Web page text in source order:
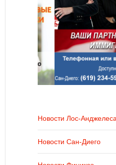
Новости Лос-
Новости Сан-Диего